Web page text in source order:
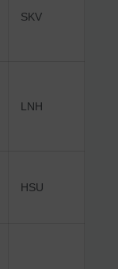
SKV
LNH
HSU